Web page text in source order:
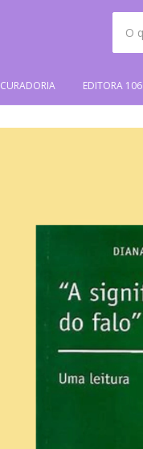
CURADORIA EDITORA 106